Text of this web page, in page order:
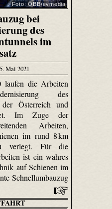
Foto: ÖBB/evmedia
bei
des
im
Mai 2021
laufen die Arbeiten
des
der Österreich und
Im Zuge der
Arbeiten,
im rund 8 km
verlegt. Für die
ist ein wahres
auf Schienen im
Schnellumbauzug